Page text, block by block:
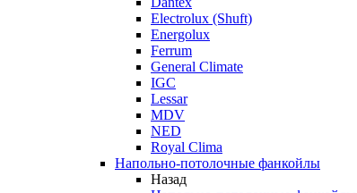
Electrolux (Shuft)
Energolux
Ferrum
General Climate
IGC
Lessar
MDV
NED
Royal Clima
Напольно-потолочные фанкойлы
Назад